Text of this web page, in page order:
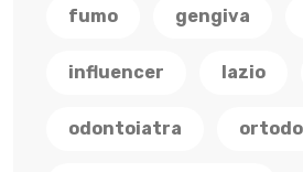
fumo gengiva
influencer lazio
odontoiatra